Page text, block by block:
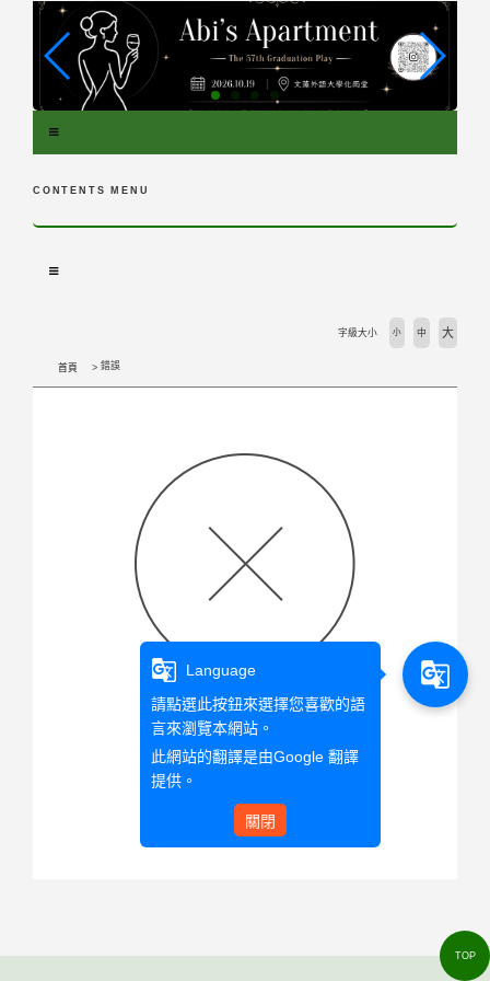
CONTENTS MENU
首頁 錯誤
字級大小 小 中 大
查無此文章資料
回首頁
TOP
g_translate
Language
請點選此按鈕來選擇您喜歡的語
言來瀏覽本網站。
此網站的翻譯是由Google 翻譯
提供。
關閉
g_translate